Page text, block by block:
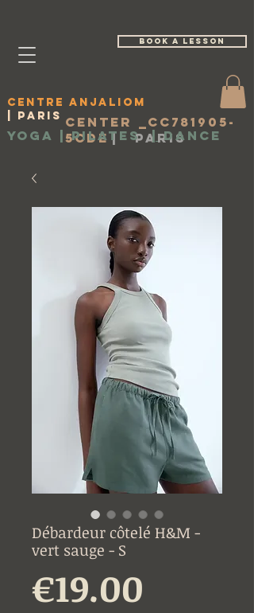
book a lesson
Centre Anjaliom
| Paris
Yoga | Pilates | Dance
Center _cc781905-
5cde | Paris
Débardeur côtelé H&M -
vert sauge - S
€19.00